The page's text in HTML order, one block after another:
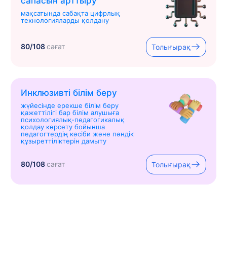
мақсатында сабақта цифрлық
технологияларды қолдану
80/108сағат Толығырақ
Инклюзивті білім беру
жүйесінде ерекше білім беру
қажеттілігі бар білім алушыға
психологиялық-педагогикалық
қолдау көрсету бойынша
педагогтердің кәсіби және пәндік
құзыреттіліктерін дамыту
80/108сағат Толығырақ